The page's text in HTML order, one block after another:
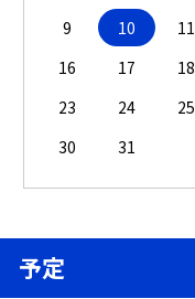
9
10 11
16
17 18
23
24 25
30
31
予定